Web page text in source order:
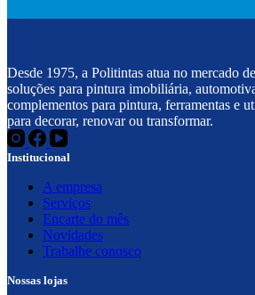
Desde 1975, a Politintas atua no mercado
soluções para pintura imobiliária,
complementos para pintura, ferramentas e
para decorar, renovar ou transformar.
Institucional
A empresa
Serviços
Encarte do mês
Novidades
Trabalhe conosco
Nossas lojas